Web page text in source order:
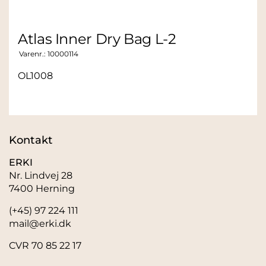
Atlas Inner Dry Bag L-2
Varenr.: 10000114
OL1008
Kontakt
ERKI
Nr. Lindvej 28
7400 Herning
(+45) 97 224 111
mail@erki.dk
CVR 70 85 22 17